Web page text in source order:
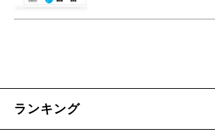
ランキング